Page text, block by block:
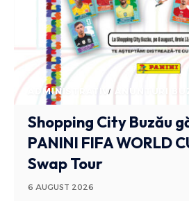
ADMINISTRATIV ANUNTURI
Shopping City Buzău
PANINI FIFA WORLD
Swap Tour
6 AUGUST 2026